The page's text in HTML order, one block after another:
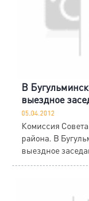
В
выездное
05.04.2012
Комиссия
района. В
выездное